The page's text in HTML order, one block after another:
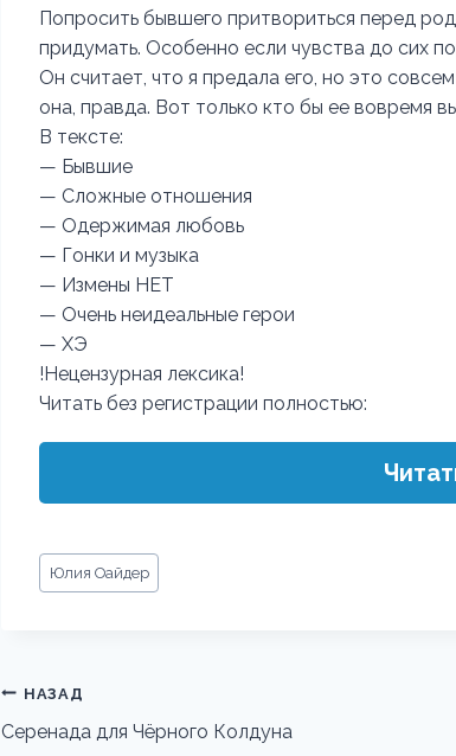
Попросить бывшего притвориться перед
придумать. Особенно если чувства до сих
Он считает, что я предала его, но это
она, правда. Вот только кто бы ее вовремя
В тексте:
— Бывшие
— Сложные отношения
— Одержимая любовь
— Гонки и музыка
— Измены НЕТ
— Очень неидеальные герои
— ХЭ
!Нецензурная лексика!
Читать без регистрации полностью:
Метки
записи:
Юлия Оайдер
Навигация
по
НАЗАД
Серенада для Чёрного Колдуна